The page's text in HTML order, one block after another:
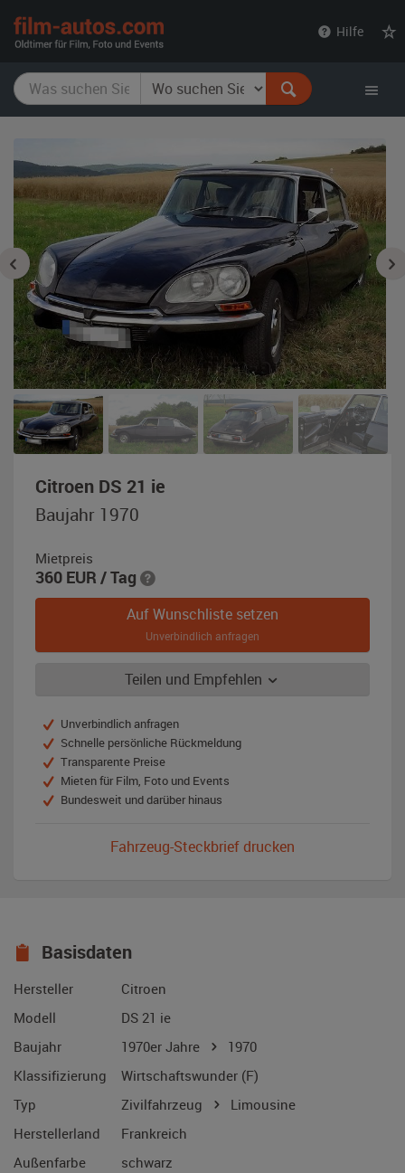
Hilfe
Citroen DS 21 ie
Baujahr 1970
Mietpreis
360 EUR / Tag
Auf Wunschliste setzen
Unverbindlich anfragen
Teilen und Empfehlen
Unverbindlich anfragen
Schnelle persönliche Rückmeldung
Transparente Preise
Mieten für Film, Foto und Events
Bundesweit und darüber hinaus
Fahrzeug-Steckbrief drucken
Basisdaten
Hersteller
Citroen
Modell
DS 21 ie
Baujahr
1970er Jahre
1970
Klassifizierung
Wirtschaftswunder (F)
Typ
Zivilfahrzeug
Limousine
Herstellerland
Frankreich
Außenfarbe
schwarz